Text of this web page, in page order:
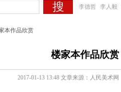
李德哲 李人毅
本作品欣赏
楼家本作品欣赏
2017-01-13 13:48 文章来源：人民美术网